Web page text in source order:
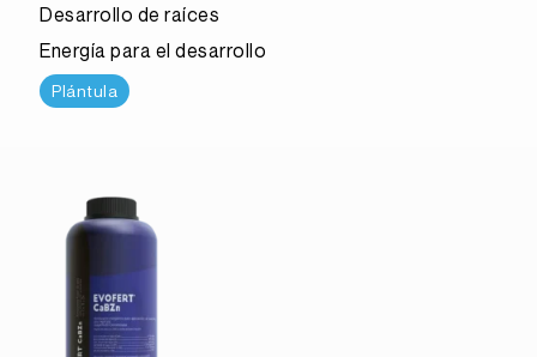
Desarrollo de raíces
Energía para el desarrollo
Plántula